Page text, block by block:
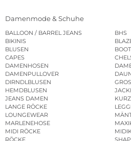
Damenmode & Schuhe
BALLOON / BARREL JEANS
BHS
BIKINIS
BLUSEN
CAPES
DAMENHOSEN
DAMENPULLOVER
DIRNDLBLUSEN
HEMDBLUSEN
JEANS DAMEN
LANGE RÖCKE
LOUNGEWEAR
MARLENEHOSE
MIDI RÖCKE
RÖCKE